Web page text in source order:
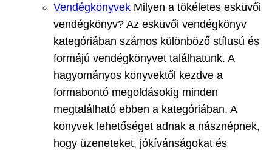
Vendégkönyvek Milyen a tökéletes esküvői
vendégkönyv? Az esküvői vendégkönyv
kategóriában számos különböző stílusú és
formájú vendégkönyvet találhatunk. A
hagyományos könyvektől kezdve a
formabontó megoldásokig minden
megtalálható ebben a kategóriában. A
könyvek lehetőséget adnak a násznépnek,
hogy üzeneteket, jókívánságokat és